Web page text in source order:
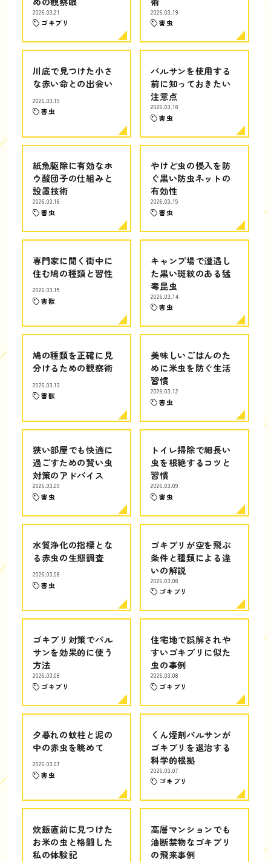
2026.03.21
ゴキブリ
2026.03.19
害虫
川底で見つけた小さ
な赤い命との出会い
2026.03.19
害虫
バルサンを使用する
前に知っておきたい
注意点
2026.03.18
害虫
紙魚駆除に有効なホ
ウ酸団子の仕組みと
設置技術
2026.03.16
害虫
やけど虫の侵入を防
ぐ黒い防虫ネットの
有効性
2026.03.15
害虫
専門家に聞く街中に
住む鳩の種類と習性
2026.03.15
害獣
キャンプ場で遭遇し
た黒い斑紋のある猛
毒昆虫
2026.03.14
害虫
鳩の種類を正確に見
分けるための観察術
2026.03.13
害獣
美味しいごはんのた
めに米虫を防ぐ生活
習慣
2026.03.12
害虫
狭い部屋でも快適に
過ごすための賢い虫
対策のアドバイス
2026.03.09
害虫
トイレ掃除で細長い
虫を根絶するコツと
習慣
2026.03.09
害虫
水質浄化の指標とな
る赤虫の生態調査
2026.03.08
害虫
ゴキブリが空を飛ぶ
条件と種類による違
いの解説
2026.03.08
ゴキブリ
ゴキブリ対策でバル
サンを効果的に使う
方法
2026.03.08
ゴキブリ
住宅地で誤解されや
すいゴキブリに似た
虫の事例
2026.03.08
ゴキブリ
夕暮れの蚊柱と泥の
中の赤虫を眺めて
2026.03.07
害虫
くん煙剤バルサンが
ゴキブリを退治する
科学的根拠
2026.03.07
ゴキブリ
炊飯直前に見つけた
お米の虫と格闘した
私の体験記
高層マンションでも
油断禁物なゴキブリ
の飛来事例